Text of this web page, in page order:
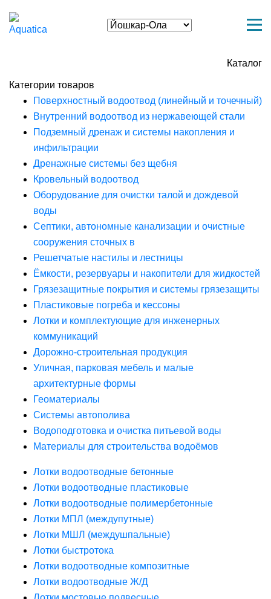
Каталог
Категории товаров
Поверхностный водоотвод (линейный и точечный)
Внутренний водоотвод из нержавеющей стали
Подземный дренаж и системы накопления и
инфильтрации
Дренажные системы без щебня
Кровельный водоотвод
Оборудование для очистки талой и дождевой
воды
Септики, автономные канализации и очистные
сооружения сточных в
Решетчатые настилы и лестницы
Ёмкости, резервуары и накопители для жидкостей
Грязезащитные покрытия и системы грязезащиты
Пластиковые погреба и кессоны
Лотки и комплектующие для инженерных
коммуникаций
Дорожно-строительная продукция
Уличная, парковая мебель и малые
архитектурные формы
Геоматериалы
Системы автополива
Водоподготовка и очистка питьевой воды
Материалы для строительства водоёмов
Лотки водоотводные бетонные
Лотки водоотводные пластиковые
Лотки водоотводные полимербетонные
Лотки МПЛ (междупутные)
Лотки МШЛ (междушпальные)
Лотки быстротока
Лотки водоотводные композитные
Лотки водоотводные Ж/Д